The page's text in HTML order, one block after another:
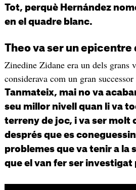
Tot, perquè Hernández
en el quadre blanc.
Theo va ser un
Zinedine Zidane era un dels grans
considerava com un gran
Tanmateix, mai no va
seu millor nivell quan li va
terreny de joc, i va ser
després que es
problemes que va tenir a la
que el van fer ser investigat